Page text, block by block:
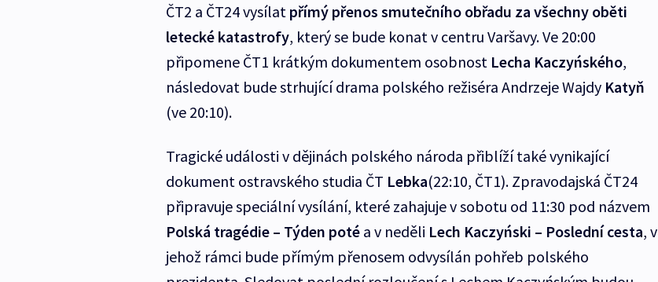
ČT2 a ČT24 vysílat přímý přenos smutečního obřadu za všechny oběti
letecké katastrofy, který se bude konat v centru Varšavy. Ve 20:00
připomene ČT1 krátkým dokumentem osobnost Lecha Kaczyńského,
následovat bude strhující drama polského režiséra Andrzeje Wajdy Katyň
(ve 20:10).
Tragické události v dějinách polského národa přiblíží také vynikající
dokument ostravského studia ČT Lebka(22:10, ČT1). Zpravodajská ČT24
připravuje speciální vysílání, které zahajuje v sobotu od 11:30 pod názvem
Polská tragédie – Týden potéa v neděli Lech Kaczyński – Poslední cesta, v
jehož rámci bude přímým přenosem odvysílán pohřeb polského